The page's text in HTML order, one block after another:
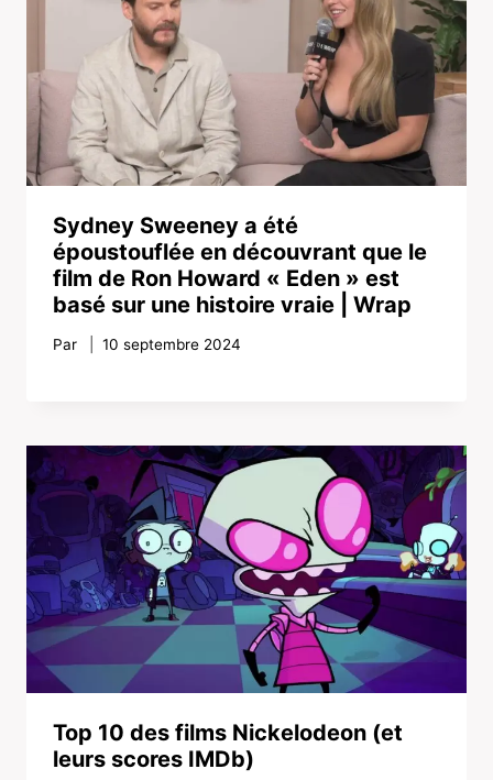
Sydney Sweeney a été
époustouflée en découvrant que le
film de Ron Howard « Eden » est
basé sur une histoire vraie | Wrap
Par 10 septembre 2024
Top 10 des films Nickelodeon (et
leurs scores IMDb)